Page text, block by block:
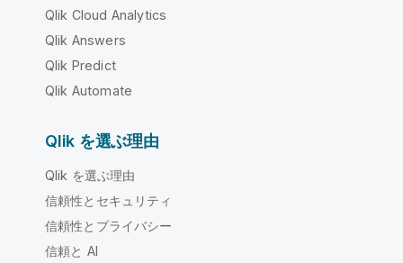
Qlik Cloud Analytics
Qlik Answers
Qlik Predict
Qlik Automate
Qlik を選ぶ理由
Qlik を選ぶ理由
信頼性とセキュリティ
信頼性とプライバシー
信頼と AI